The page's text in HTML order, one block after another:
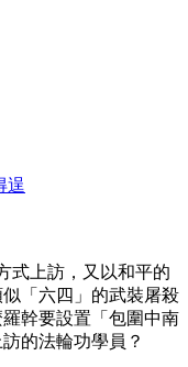
逞
式上訪，又以和平的
「六四」的武裝屠殺
幹要設置「包圍中南
的法輪功學員？